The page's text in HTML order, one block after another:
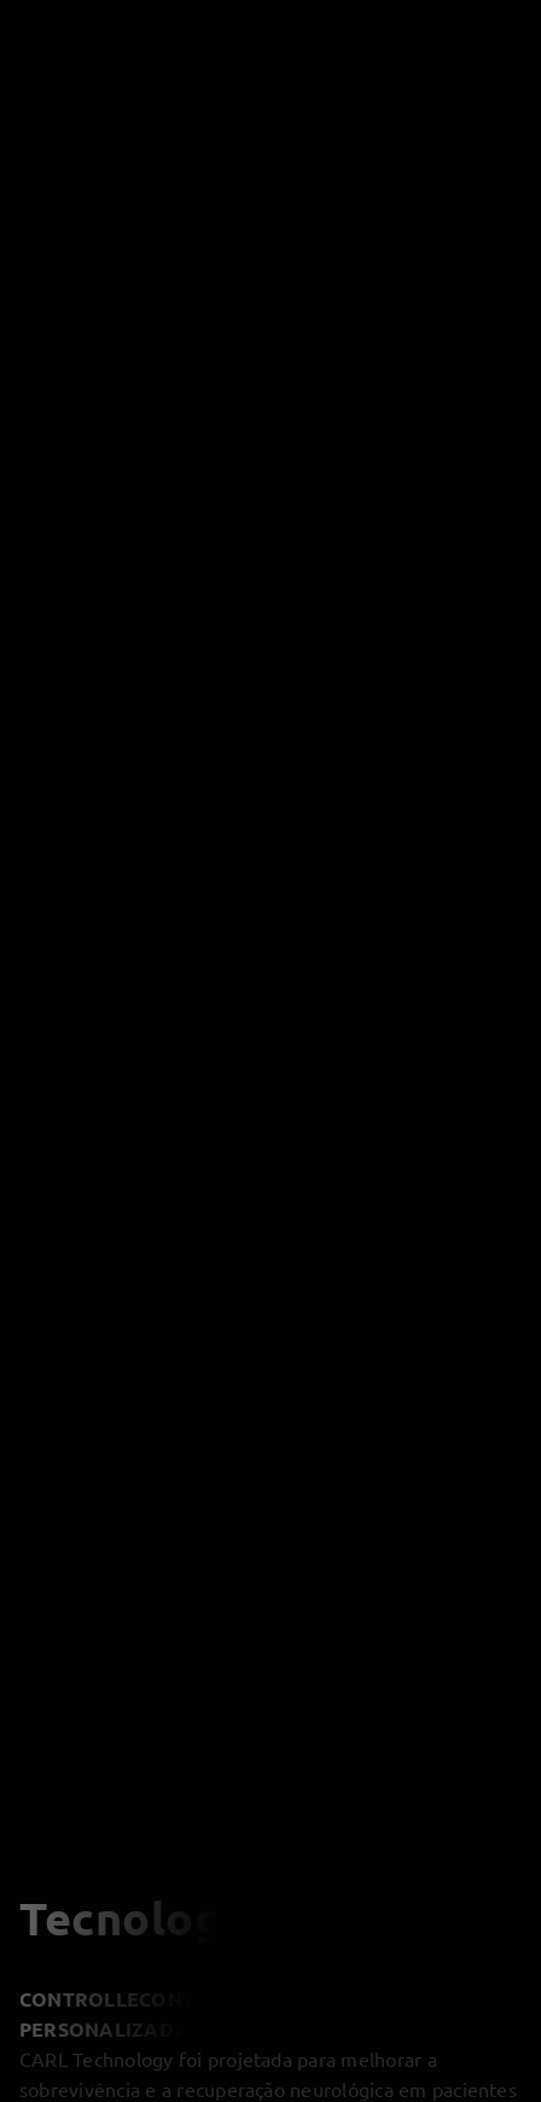
Tecnologia avançada.
CONTROLLECONTROLADA. DIRECIONADA.
PERSONALIZADA.
CARL Technology foi projetada para melhorar a
sobrevivência e a recuperação neurológica em pacientes